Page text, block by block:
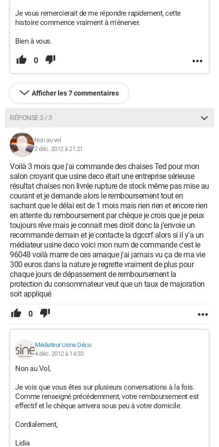
Je vous remercierait de me répondre rapidement, cette
histoire commence vraiment à m'énerver.
Bien à vous.
0
Afficher les 7 commentaires
RÉPONSE 3 / 3
Non au vol
2 déc. 2012 à 21:21
Voilà 3 mois que j'ai commande des chaises Ted pour mon
salon croyant que usine deco était une entreprise sérieuse
résultat chaises non livrée rupture de stock même pas mise au
courant et je demande alors le remboursement tout en
sachant que le délai est de 1 mois mais rien rien et encore rien
en attente du remboursement par chèque je crois que je peux
toujours rêve mais je connait mes droit donc la j'envoie un
recommande demain et je contacte la dgccrf alors si il y'a un
médiateur usine deco voici mon num de commande c'est le
96048 voilà marre de ces arnaque j'ai jamais vu ça de ma vie
300 euros dans la nature je regrette vraiment de plus pour
chaque jours de dépassement de remboursement la
protection du consommateur veut que un taux de majoration
soit appliqué
0
Médiateur Usine Déco
4 déc. 2012 à 14:33
Non au Vol,
Je vois que vous êtes sur plusieurs conversations à la fois.
Comme renseigné précédemment, votre remboursement est
effectif et le chèque arrivera sous peu à votre domicile.
Cordialement,
Lidia